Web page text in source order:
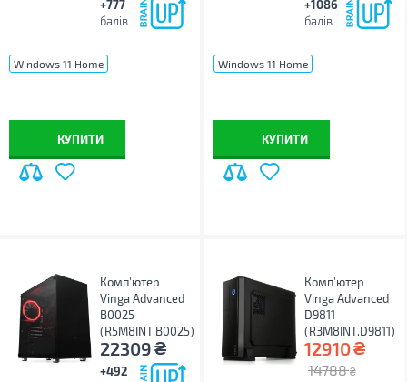
+777
балів
Windows 11 Home
КУПИТИ
+1086
балів
Windows 11 Home
КУПИТИ
Комп'ютер
Vinga Advanced
B0025
(R5M8INT.B0025)
22309₴
+492
Комп'ютер
Vinga Advanced
D9811
(R3M8INT.D9811)
12910₴
14788 ₴